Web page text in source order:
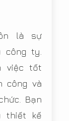
là sự
công ty.
việc tốt
công và
Bạn
thiết kế